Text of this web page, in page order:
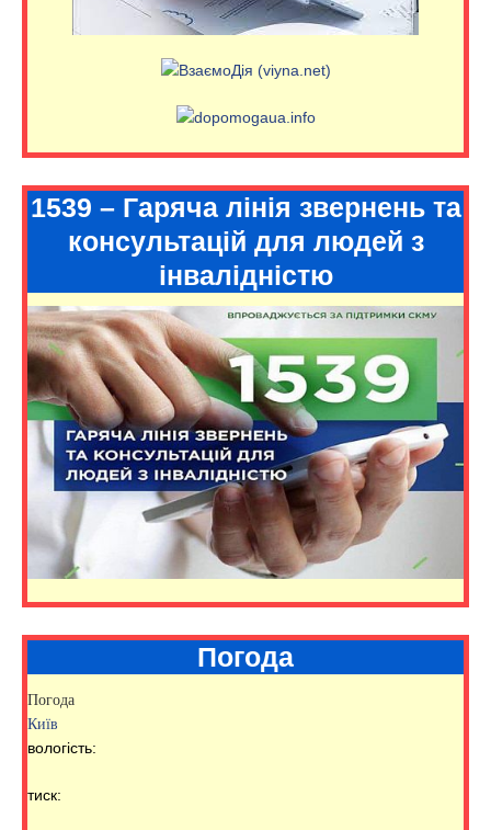
1539 – Гаряча лінія звернень та
консультацій для людей з
інвалідністю
Погода
Погода
Київ
вологість:
тиск: